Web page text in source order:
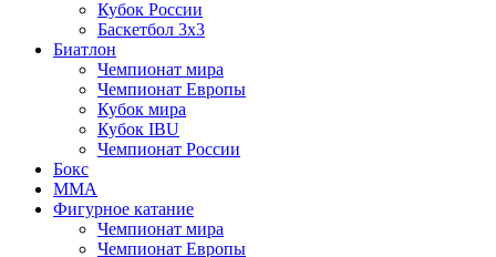
Кубок России
Баскетбол 3х3
Биатлон
Чемпионат мира
Чемпионат Европы
Кубок мира
Кубок IBU
Чемпионат России
Бокс
MMA
Фигурное катание
Чемпионат мира
Чемпионат Европы